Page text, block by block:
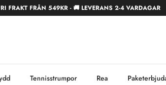
FRAKT FRÅN 549KR - 🚚 LEVERANS 2-4 VARDAGAR
Tennisstrumpor Rea